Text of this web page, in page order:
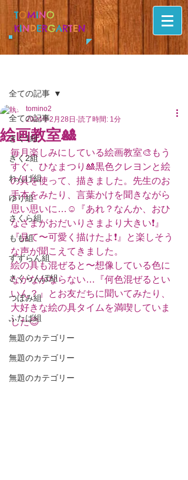
TOMINO
KINDERGARTEN
全ての記事
きく1組
きく2組
れんげ組
ゆり組
さくら組
もも組
すずらん組
さくらんぼ組
つぼみ組
ふたば組
無題のカテゴリー
無題のカテゴリー
無題のカテゴリー
全ての記事
絵画教室🎎
tomino2
2024年2月28日 読了時間: 1分
毎月楽しみにしている絵画教室🎨もう
すぐ、ひなまつり🎎黒色クレヨンと絵
の具を使って、描きました。先生のお
手本をみたり、言葉かけを聞きながら
思い思いに…☺️『あれ？なんか、おひ
なさまがおだいりさまより大きい❗️』
『見て〜可愛く描けたよ❗️』と楽しそう
な声が聞こえてきました。
絵の具も混ぜると〜想像している色に
なかなかならない…『何色混ぜるとい
いん？』とお友だちに聞いてみたり、
大好きな絵の具タイムを満喫していま
した😊